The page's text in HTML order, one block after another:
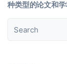
种类型的论文和学